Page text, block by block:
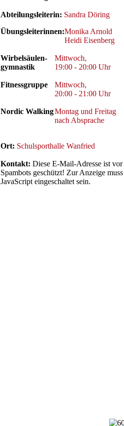
Abteilungsleiterin: Sandra Döring
Übungsleiterinnen:Monika Arnold
Heidi Eisenberg
Wirbelsäulen-
gymnastik
Mittwoch,
19:00 - 20:00 Uhr
Fitnessgruppe
Mittwoch,
20:00 - 21:00 Uhr
Nordic WalkingMontag und Freitag
nach Absprache
Ort: Schulsporthalle Wanfried
Kontakt: Diese E-Mail-Adresse ist vor
Spambots geschützt! Zur Anzeige muss
JavaScript eingeschaltet sein.